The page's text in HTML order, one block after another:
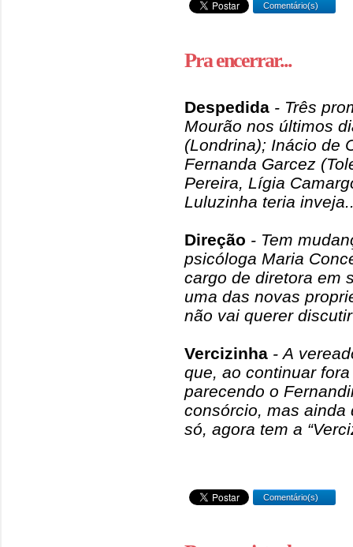
Comentário(s)
Pra encerrar...
Despedida - Três
Mourão nos últimos
(Londrina); Inácio de
Fernanda Garcez
Pereira, Lígia
Luluzinha teria
Direção - Tem
psicóloga Maria
cargo de diretora em
uma das novas
não vai querer
Vercizinha - A
que, ao continuar
parecendo o
consórcio, mas ainda
só, agora tem a
Comentário(s)